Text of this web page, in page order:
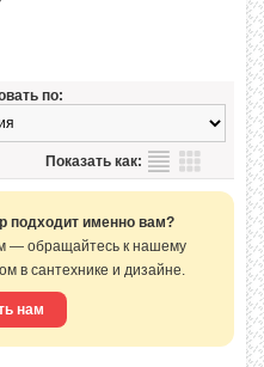
по:
Показать как:
подходит именно вам?
— обращайтесь к нашему
в сантехнике и дизайне.
нам